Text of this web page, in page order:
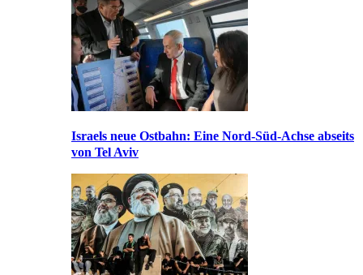
Israels neue Ostbahn: Eine Nord-Süd-Achse abseits
von Tel Aviv